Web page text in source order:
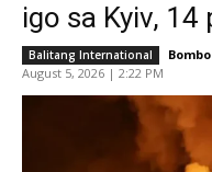
igo sa Kyiv,
Balitang International
August 5, 2026 | 2:22 PM